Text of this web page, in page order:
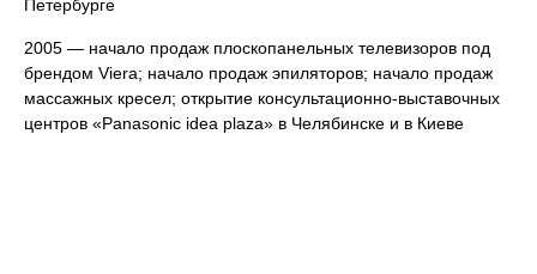
Петербурге
2005 — начало продаж плоскопанельных телевизоров под
брендом Viera; начало продаж эпиляторов; начало продаж
массажных кресел; открытие консультационно-выставочных
центров «Panasonic idea plaza» в Челябинске и в Киеве